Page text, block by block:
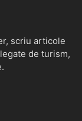
scriu articole
de turism,